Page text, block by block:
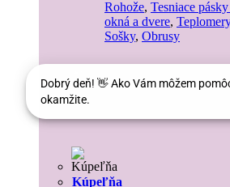
Rohože, Tesniace pásky
okná a dvere, Teplomery
Sošky, Obrusy
Drezy
Kúpeľňa